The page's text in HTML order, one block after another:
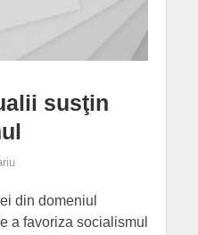
susţin
din domeniul
a favoriza socialismul